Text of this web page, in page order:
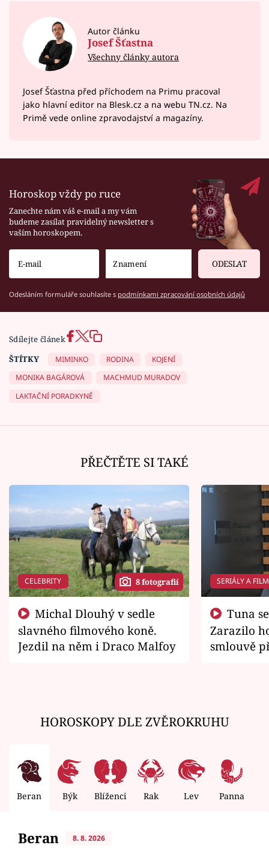
Autor článku
Josef Šťastna
Všechny články autora
Josef Šťastna před příchodem na Primu pracoval
jako hlavní editor na Blesk.cz a na webu TN.cz. Na
Primě vede online zpravodajství a magazíny.
Horoskop vždy po ruce
Zanechte nám váš e-mail a my vám
budeme zasílat pravidelný newsletter s
vaším horoskopem.
ODESLAT
Odesláním formuláře souhlasíte s podmínkami zpracování osobních údajů
Sdílejte článek
ŠTÍTKY
MIMINKO RODINA
KOJENÍ
MONIKA BAGÁROVÁ
MACHMUD MURADOV
LAKTAČNÍ PORADKYNĚ
PŘEČTĚTE SI TAKÉ
CELEBRITY 8 fotografií
slavného filmového koně.
Jezdil na něm i Draco Malfoy
SERIÁLY A
Zarazilo
smlouvě
HOROSKOPY DLE ZVĚROKRUHU
Beran Býk Blíženci Rak Lev Panna
Beran 8. 8. 2026